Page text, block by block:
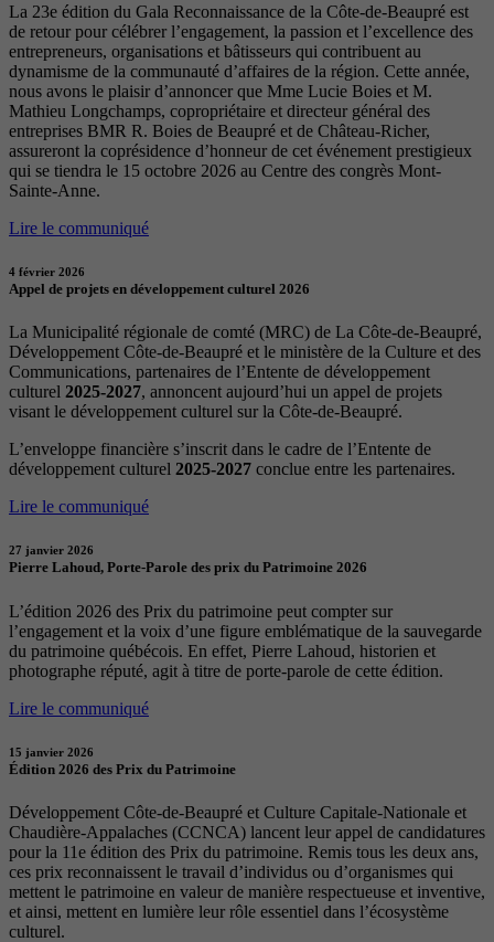
La 23e édition du Gala Reconnaissance de la Côte-de-Beaupré est
de retour pour célébrer l’engagement, la passion et l’excellence des
entrepreneurs, organisations et bâtisseurs qui contribuent au
dynamisme de la communauté d’affaires de la région. Cette année,
nous avons le plaisir d’annoncer que Mme Lucie Boies et M.
Mathieu Longchamps, copropriétaire et directeur général des
entreprises BMR R. Boies de Beaupré et de Château-Richer,
assureront la coprésidence d’honneur de cet événement prestigieux
qui se tiendra le 15 octobre 2026 au Centre des congrès Mont-
Sainte-Anne.
Lire le communiqué
4 février 2026
Appel de projets en développement culturel 2026
La Municipalité régionale de comté (MRC) de La Côte-de-Beaupré,
Développement Côte-de-Beaupré et le ministère de la Culture et des
Communications, partenaires de l’Entente de développement
culturel 2025-2027, annoncent aujourd’hui un appel de projets
visant le développement culturel sur la Côte-de-Beaupré.
L’enveloppe financière s’inscrit dans le cadre de l’Entente de
développement culturel 2025-2027 conclue entre les partenaires.
Lire le communiqué
27 janvier 2026
Pierre Lahoud, Porte-Parole des prix du Patrimoine 2026
L’édition 2026 des Prix du patrimoine peut compter sur
l’engagement et la voix d’une figure emblématique de la sauvegarde
du patrimoine québécois. En effet, Pierre Lahoud, historien et
photographe réputé, agit à titre de porte-parole de cette édition.
Lire le communiqué
15 janvier 2026
Édition 2026 des Prix du Patrimoine
Développement Côte-de-Beaupré et Culture Capitale-Nationale et
Chaudière-Appalaches (CCNCA) lancent leur appel de candidatures
pour la 11e édition des Prix du patrimoine. Remis tous les deux ans,
ces prix reconnaissent le travail d’individus ou d’organismes qui
mettent le patrimoine en valeur de manière respectueuse et inventive,
et ainsi, mettent en lumière leur rôle essentiel dans l’écosystème
culturel.